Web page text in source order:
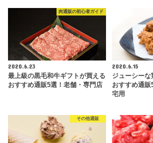
肉通販の初心者ガイド
2020.6.23
最上級の黒毛和牛ギフトが買える
おすすめ通販5選！老舗・専門店
2020.6.15
ジューシーな
おすすめ通販
宅用
その他通販